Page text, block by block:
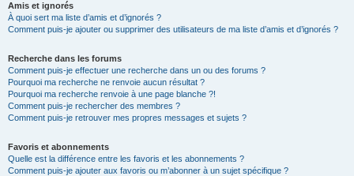
Amis et ignorés
À quoi sert ma liste d’amis et d’ignorés ?
Comment puis-je ajouter ou supprimer des utilisateurs de ma liste d’amis et d’ignorés ?
Recherche dans les forums
Comment puis-je effectuer une recherche dans un ou des forums ?
Pourquoi ma recherche ne renvoie aucun résultat ?
Pourquoi ma recherche renvoie à une page blanche ?!
Comment puis-je rechercher des membres ?
Comment puis-je retrouver mes propres messages et sujets ?
Favoris et abonnements
Quelle est la différence entre les favoris et les abonnements ?
Comment puis-je ajouter aux favoris ou m’abonner à un sujet spécifique ?